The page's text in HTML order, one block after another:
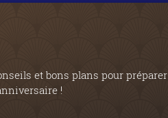
et bons plans pour préparer
!